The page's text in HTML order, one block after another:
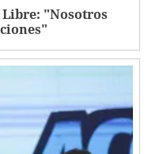
"Nosotros